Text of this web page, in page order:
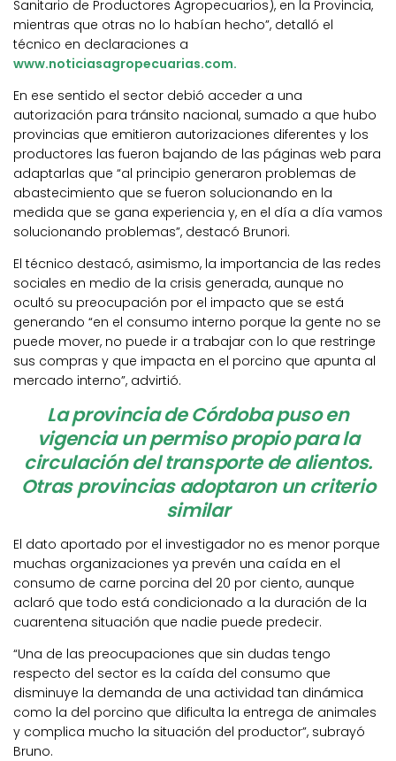
Sanitario de Productores Agropecuarios), en la Provincia,
mientras que otras no lo habían hecho”, detalló el
técnico en declaraciones a
www.noticiasagropecuarias.com.
En ese sentido el sector debió acceder a una
autorización para tránsito nacional, sumado a que hubo
provincias que emitieron autorizaciones diferentes y los
productores las fueron bajando de las páginas web para
adaptarlas que “al principio generaron problemas de
abastecimiento que se fueron solucionando en la
medida que se gana experiencia y, en el día a día vamos
solucionando problemas”, destacó Brunori.
El técnico destacó, asimismo, la importancia de las redes
sociales en medio de la crisis generada, aunque no
ocultó su preocupación por el impacto que se está
generando “en el consumo interno porque la gente no se
puede mover, no puede ir a trabajar con lo que restringe
sus compras y que impacta en el porcino que apunta al
mercado interno”, advirtió.
La provincia de Córdoba puso en
vigencia un permiso propio para la
circulación del transporte de alientos.
Otras provincias adoptaron un criterio
similar
El dato aportado por el investigador no es menor porque
muchas organizaciones ya prevén una caída en el
consumo de carne porcina del 20 por ciento, aunque
aclaró que todo está condicionado a la duración de la
cuarentena situación que nadie puede predecir.
“Una de las preocupaciones que sin dudas tengo
respecto del sector es la caída del consumo que
disminuye la demanda de una actividad tan dinámica
como la del porcino que dificulta la entrega de animales
y complica mucho la situación del productor”, subrayó
Bruno.